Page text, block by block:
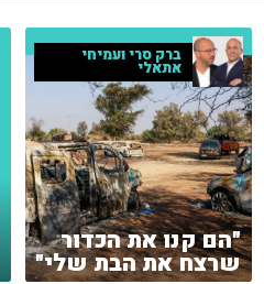
ברק סרי ועמיחי
אתאלי
"הם קנו את הכדור
שרצח את הבת שלי"